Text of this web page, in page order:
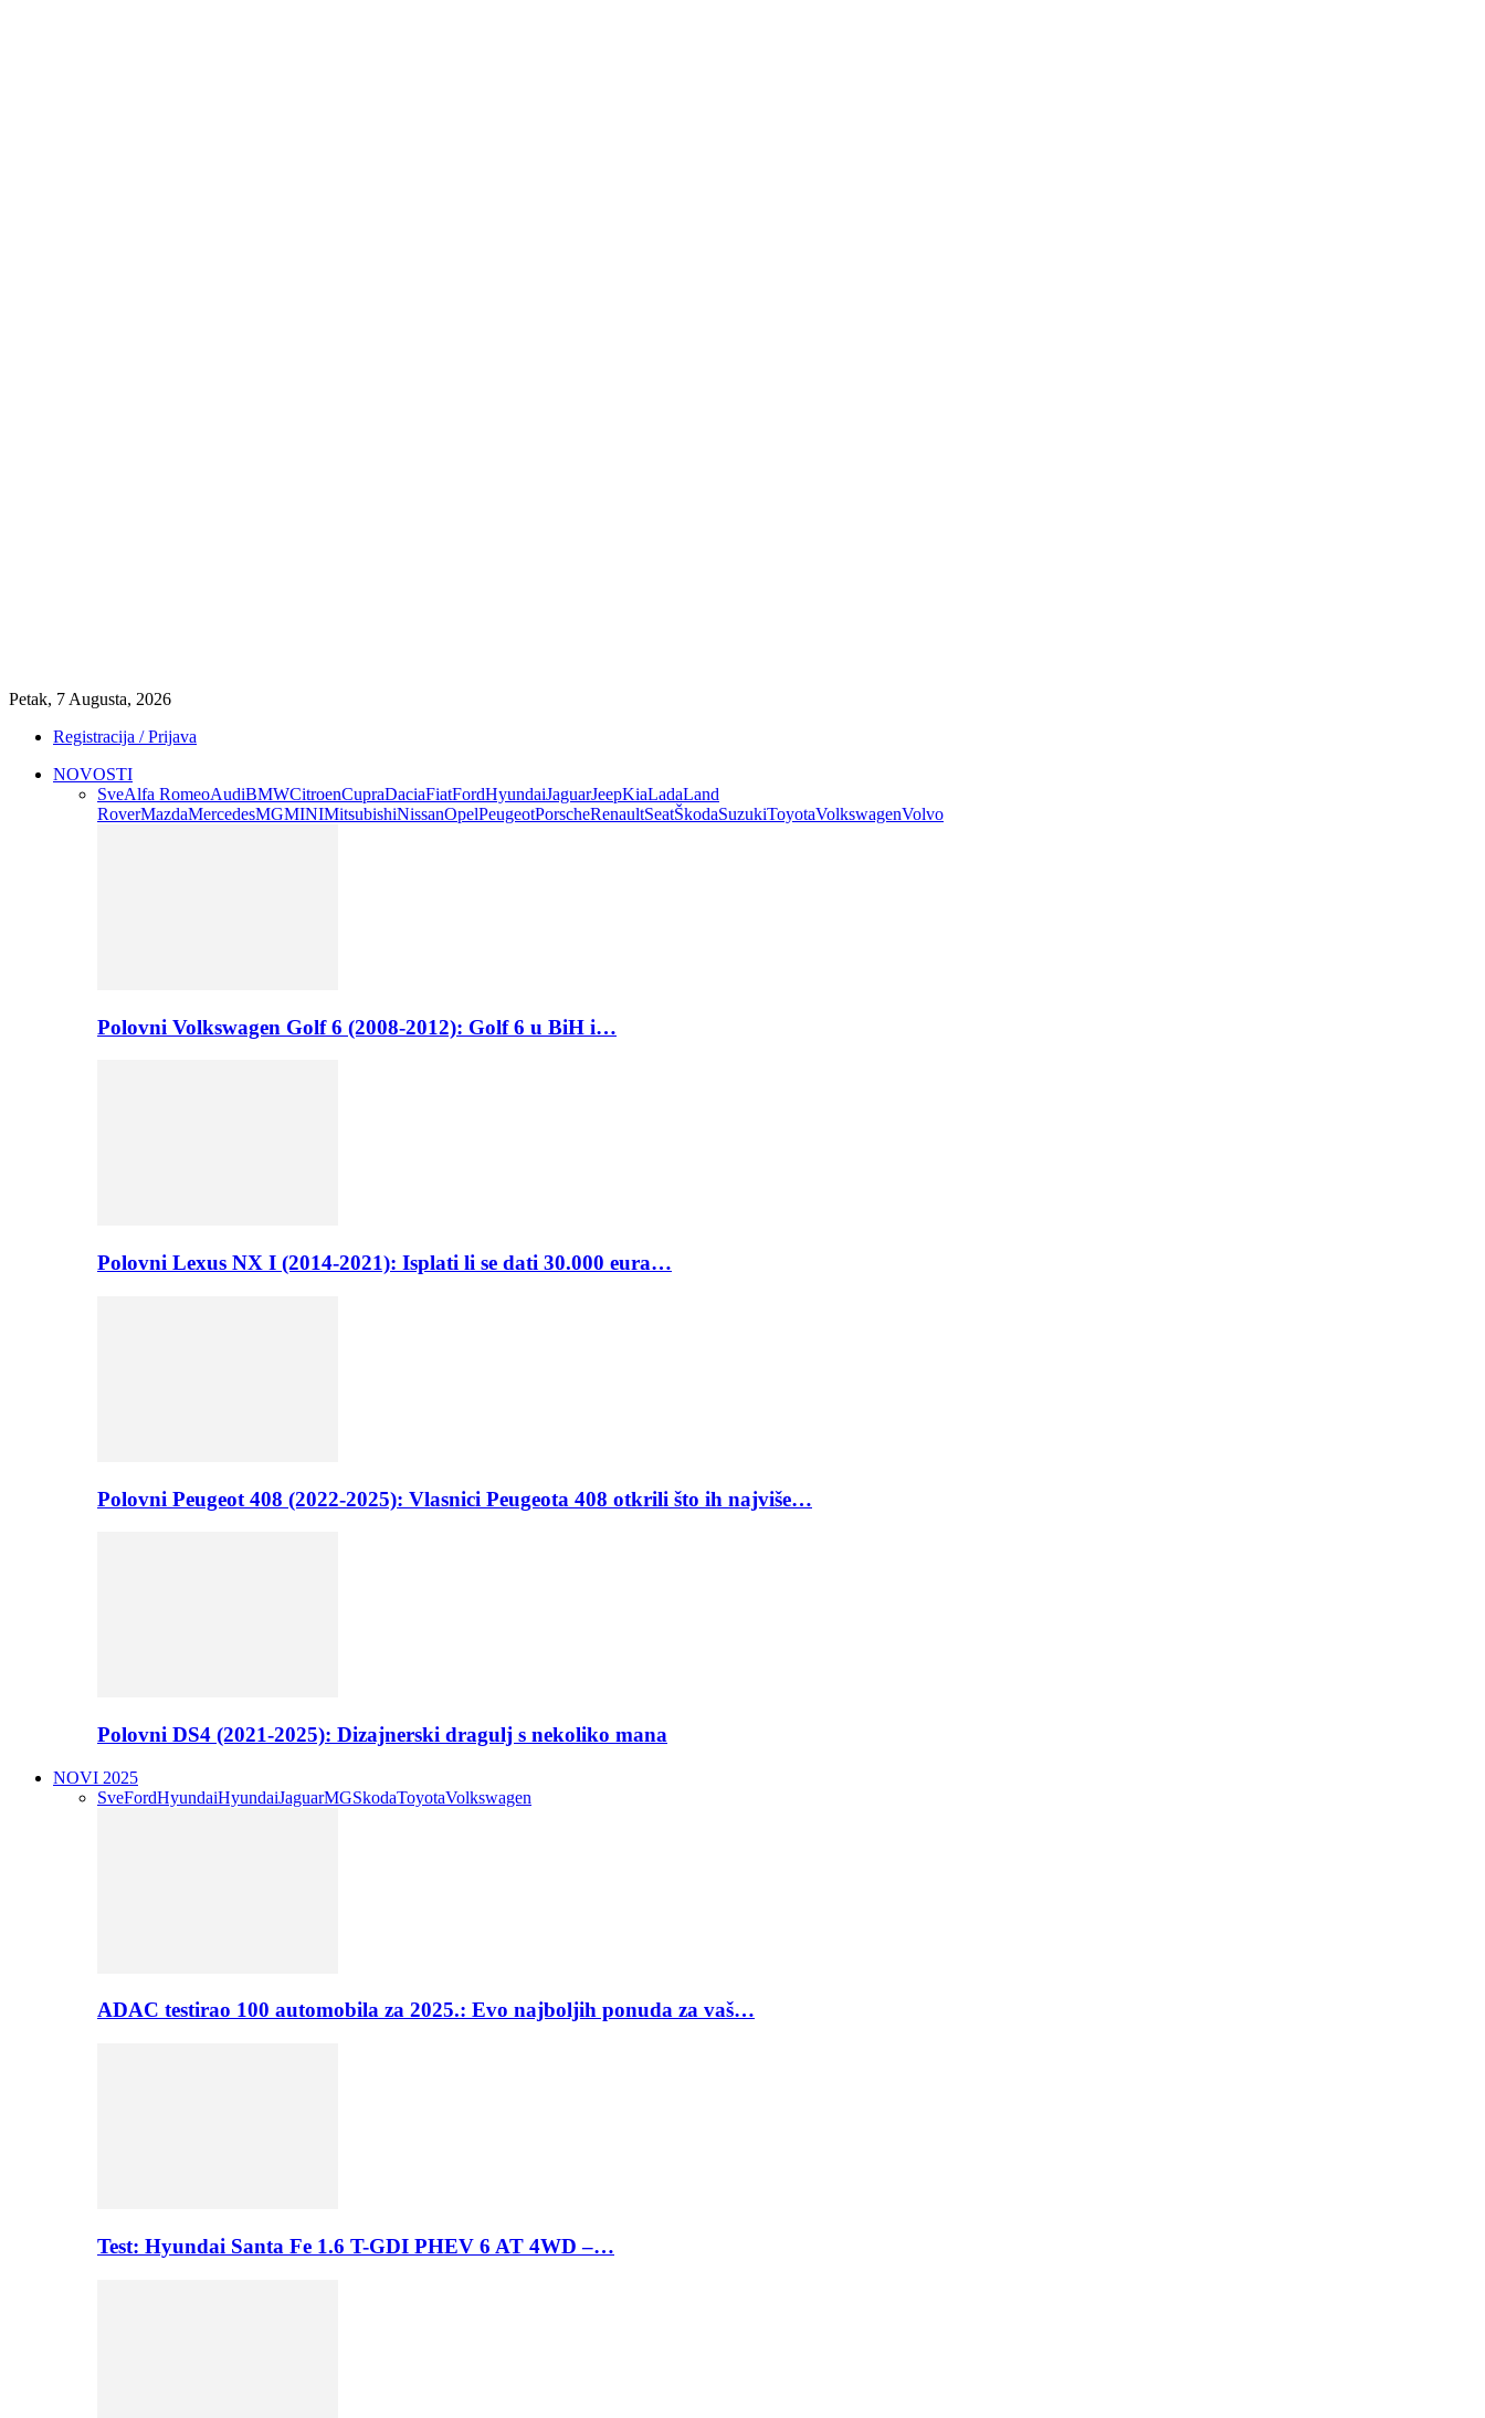
Petak, 7 Augusta, 2026
Registracija / Prijava
NOVOSTI
SveAlfa RomeoAudiBMWCitroenCupraDaciaFiatFordHyundaiJaguarJeepKiaLadaLand
RoverMazdaMercedesMGMINIMitsubishiNissanOpelPeugeotPorscheRenaultSeatŠkodaSuzukiToyotaVolkswagenVolvo
Polovni Volkswagen Golf 6 (2008-2012): Golf 6 u BiH i…
Polovni Lexus NX I (2014-2021): Isplati li se dati 30.000 eura…
Polovni Peugeot 408 (2022-2025): Vlasnici Peugeota 408 otkrili što ih najviše…
Polovni DS4 (2021-2025): Dizajnerski dragulj s nekoliko mana
NOVI 2025
SveFordHyundaiHyundaiJaguarMGSkodaToyotaVolkswagen
ADAC testirao 100 automobila za 2025.: Evo najboljih ponuda za vaš…
Test: Hyundai Santa Fe 1.6 T-GDI PHEV 6 AT 4WD –…